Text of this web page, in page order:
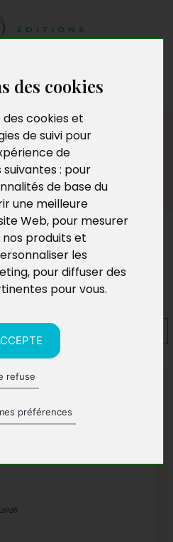
des cookies
des cookies et
de suivi pour
de
: pour
de base du
une meilleure
Web, pour mesurer
produits et
les
, pour diffuser des
pour vous.
refuse
préférences
feu tout
15 août 2026